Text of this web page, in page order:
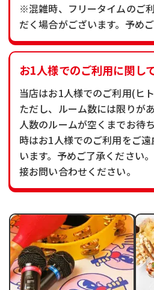
※混雑時、フリータイムのご
だく場合がございます。予め
お1人様でのご利用に関し
当店はお1人様でのご利用(ヒ
ただし、ルーム数には限りが
人数のルームが空くまでお待
時はお1人様でのご利用をご
います。予めご了承ください
接お問い合わせください。